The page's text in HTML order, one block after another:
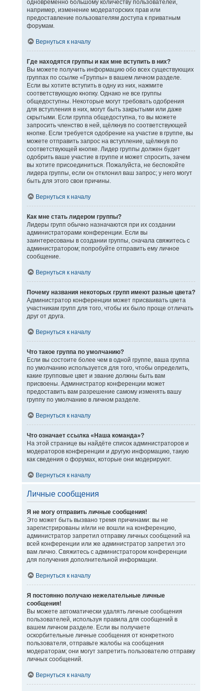
одновременно большому количеству пользователей,
например, изменение модераторских прав или
предоставление пользователям доступа к приватным
форумам.
Вернуться к началу
Где находятся группы и как мне вступить в них?
Вы можете получить информацию обо всех существующих
группах по ссылке «Группы» в вашем личном разделе.
Если вы хотите вступить в одну из них, нажмите
соответствующую кнопку. Однако не все группы
общедоступны. Некоторые могут требовать одобрения
для вступления в них, могут быть закрытыми или даже
скрытыми. Если группа общедоступна, то вы можете
запросить членство в ней, щёлкнув по соответствующей
кнопке. Если требуется одобрение на участие в группе, вы
можете отправить запрос на вступление, щёлкнув по
соответствующей кнопке. Лидер группы должен будет
одобрить ваше участие в группе и может спросить, зачем
вы хотите присоединиться. Пожалуйста, не беспокойте
лидера группы, если он отклонил ваш запрос; у него могут
быть для этого свои причины.
Вернуться к началу
Как мне стать лидером группы?
Лидеры групп обычно назначаются при их создании
администраторами конференции. Если вы
заинтересованы в создании группы, сначала свяжитесь с
администратором; попробуйте отправить ему личное
сообщение.
Вернуться к началу
Почему названия некоторых групп имеют разные цвета?
Администратор конференции может присваивать цвета
участникам групп для того, чтобы их было проще отличать
друг от друга.
Вернуться к началу
Что такое группа по умолчанию?
Если вы состоите более чем в одной группе, ваша группа
по умолчанию используется для того, чтобы определить,
какие групповые цвет и звание должны быть вам
присвоены. Администратор конференции может
предоставить вам разрешение самому изменять вашу
группу по умолчанию в личном разделе.
Вернуться к началу
Что означает ссылка «Наша команда»?
На этой странице вы найдёте список администраторов и
модераторов конференции и другую информацию, такую
как сведения о форумах, которые они модерируют.
Вернуться к началу
Личные сообщения
Я не могу отправить личные сообщения!
Это может быть вызвано тремя причинами: вы не
зарегистрированы и/или не вошли на конференцию,
администратор запретил отправку личных сообщений на
всей конференции или же администратор запретил это
вам лично. Свяжитесь с администратором конференции
для получения дополнительной информации.
Вернуться к началу
Я постоянно получаю нежелательные личные
сообщения!
Вы можете автоматически удалять личные сообщения
пользователей, используя правила для сообщений в
вашем личном разделе. Если вы получаете
оскорбительные личные сообщения от конкретного
пользователя, отправьте жалобы на сообщения
модераторам; они могут запретить пользователю отправку
личных сообщений.
Вернуться к началу